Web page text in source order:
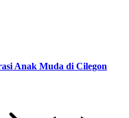
Anak Muda di Cilegon